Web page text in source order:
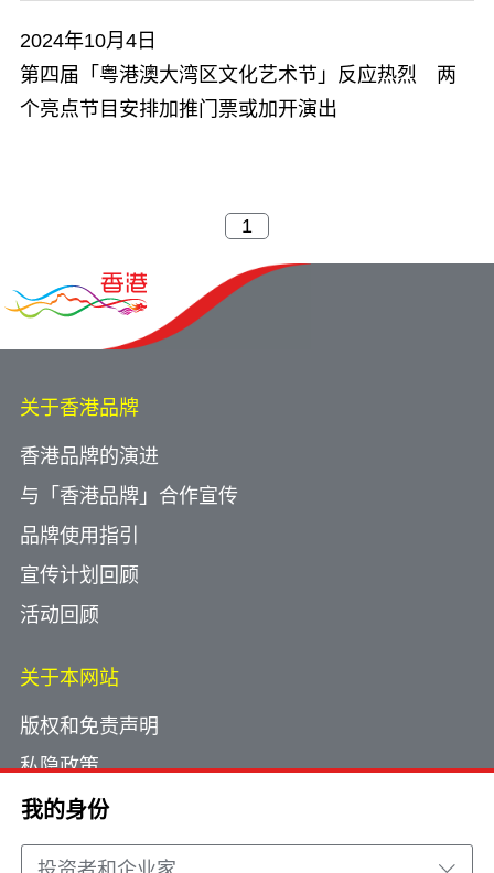
我的身份
2024年10月4日
第四届「粤港澳大湾区文化艺术节」反应热烈 两
个亮点节目安排加推门票或加开演出
关于香港品牌
香港品牌的演进
与「香港品牌」合作宣传
品牌使用指引
宣传计划回顾
活动回顾
关于本网站
版权和免责声明
私隐政策
使用小型文字档案
网页指南